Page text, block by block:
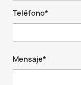
Teléfono*
Mensaje*